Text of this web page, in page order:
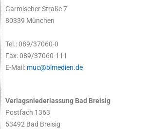
Garmischer Straße 7
80339 München
Tel.: 089/37060-0
Fax: 089/37060-111
E-Mail: muc@blmedien.de
Verlagsniederlassung Bad Breisig
Postfach 1363
53492 Bad Breisig